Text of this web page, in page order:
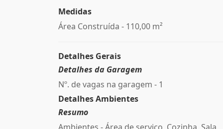
Medidas
Área Construída - 110,00 m²
Detalhes Gerais
Detalhes da Garagem
Nº. de vagas na garagem - 1
Detalhes Ambientes
Resumo